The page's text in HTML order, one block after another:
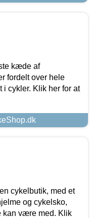
kæde af
fordelt over hele
i cykler. Klik her for at
cykelbutik, med et
og cykelsko,
kan være med. Klik